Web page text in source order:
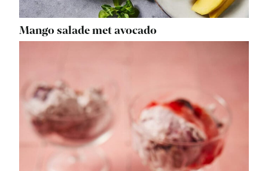
Mango salade met avocado